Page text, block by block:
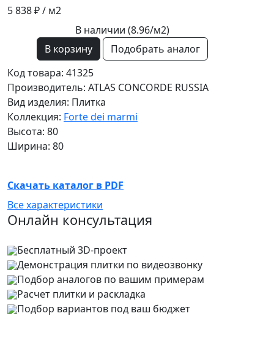
5 838 ₽/ м2
В наличии (8.96/м2)
В корзину
Подобрать аналог
Код товара: 41325
Производитель: ATLAS CONCORDE RUSSIA
Вид изделия: Плитка
Коллекция: Forte dei marmi
Высота: 80
Ширина: 80
Скачать каталог в PDF
Все характеристики
Онлайн консультация
Бесплатный 3D-проект
Демонстрация плитки по видеозвонку
Подбор аналогов по вашим примерам
Расчет плитки и раскладка
Подбор вариантов под ваш бюджет